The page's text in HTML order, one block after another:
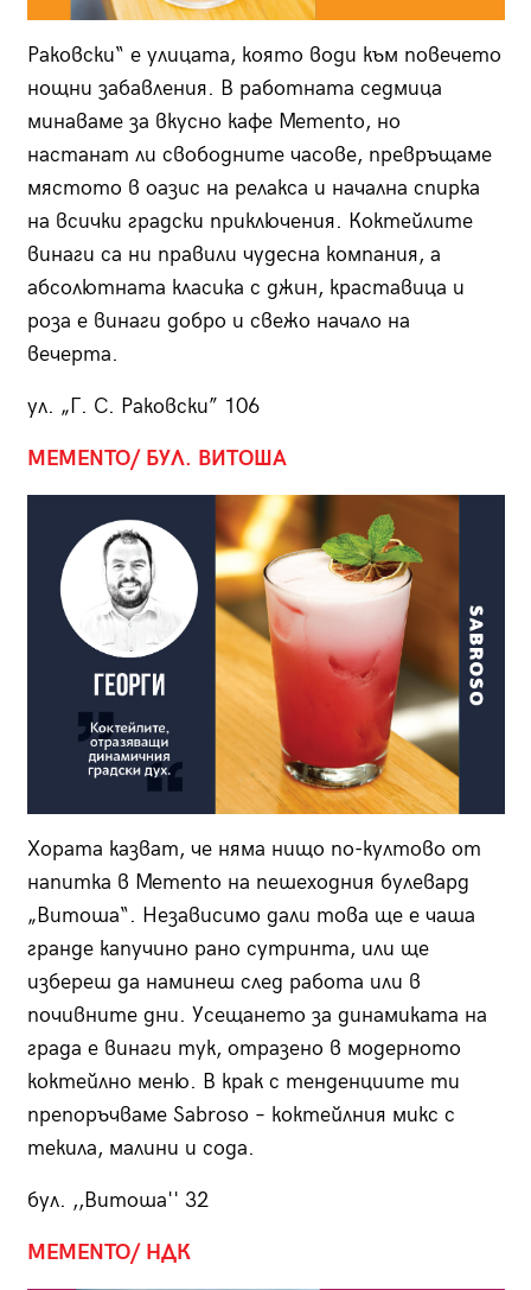
Раковски“ е улицата, която води към повечето
нощни забавления. В работната седмица
минаваме за вкусно кафе Memento, но
настанат ли свободните часове, превръщаме
мястото в оазис на релакса и начална спирка
на всички градски приключения. Коктейлите
винаги са ни правили чудесна компания, а
абсолютната класика с джин, краставица и
роза е винаги добро и свежо начало на
вечерта.
ул. „Г. С. Раковски” 106
MEMENTO/ БУЛ. ВИТОША
Хората казват, че няма нищо по-култово от
напитка в Memento на пешеходния булевард
„Витоша“. Независимо дали това ще е чаша
гранде капучино рано сутринта, или ще
избереш да наминеш след работа или в
почивните дни. Усещането за динамиката на
града е винаги тук, отразено в модерното
коктейлно меню. В крак с тенденциите ти
препоръчваме Sabroso – коктейлния микс с
текила, малини и сода.
бул. ,,Витоша'' 32
MEMENTO/ НДК